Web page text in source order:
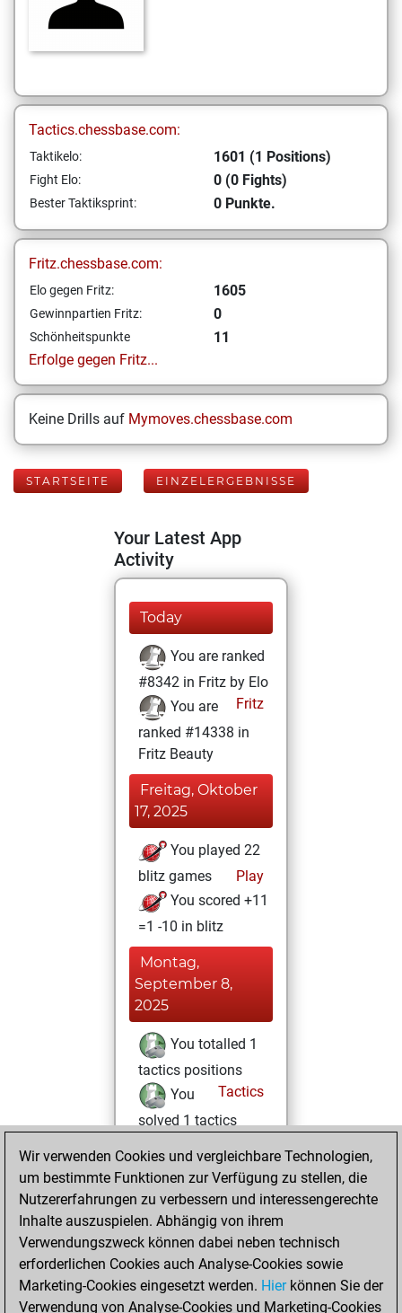
Tactics.chessbase.com:
Taktikelo: 1601 (1 Positions)
Fight Elo: 0 (0 Fights)
Bester Taktiksprint: 0 Punkte.
Fritz.chessbase.com:
Elo gegen Fritz: 1605
Gewinnpartien Fritz: 0
Schönheitspunkte
11
Erfolge gegen Fritz...
Keine Drills auf Mymoves.chessbase.com
STARTSEITE EINZELERGEBNISSE
Your Latest App
Activity
Today
You are ranked
#8342 in Fritz by Elo
Fritz
You are
ranked #14338 in
Fritz Beauty
Freitag, Oktober
17, 2025
You played 22
blitz games
Play
You scored +11
=1 -10 in blitz
Montag,
September 8,
2025
You totalled 1
tactics positions
Tactics
You
solved 1 tactics
You achieved
an Elo of 1601 in
tactics positions
You achieved a
BeautyScore of 11
Fritz
You
Wir verwenden Cookies und vergleichbare Technologien,
um bestimmte Funktionen zur Verfügung zu stellen, die
Nutzererfahrungen zu verbessern und interessengerechte
Inhalte auszuspielen. Abhängig von ihrem
Verwendungszweck können dabei neben technisch
erforderlichen Cookies auch Analyse-Cookies sowie
Marketing-Cookies eingesetzt werden. Hierkönnen Sie der
Verwendung von Analyse-Cookies und Marketing-Cookies